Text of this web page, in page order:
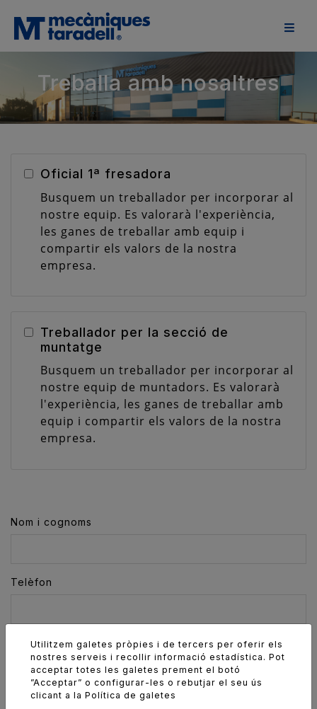
Treballa amb nosaltres
Oficial 1ª fresadora
Busquem un treballador per incorporar al
nostre equip. Es valorarà l'experiència,
les ganes de treballar amb equip i
compartir els valors de la nostra
empresa.
Treballador per la secció de
muntatge
Busquem un treballador per incorporar al
nostre equip de muntadors. Es valorarà
l'experiència, les ganes de treballar amb
equip i compartir els valors de la nostra
empresa.
Nom i cognoms
Telèfon
E-mail *
Currículum
Utilitzem galetes pròpies i de tercers per oferir els
nostres serveis i recollir informació estadística. Pot
acceptar totes les galetes prement el botó
”Acceptar” o configurar-les o rebutjar el seu ús
clicant a la Política de galetes